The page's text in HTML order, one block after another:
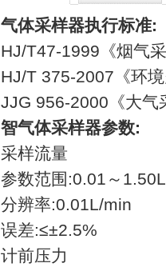
气体采样器执行标准:
HJ/T47-1999《烟气
HJ/T 375-2007《环
JJG 956-2000《大气
智气体采样器参数:
采样流量
参数范围:0.01～
分辨率:0.01L/min
误差:≤±2.5%
计前压力